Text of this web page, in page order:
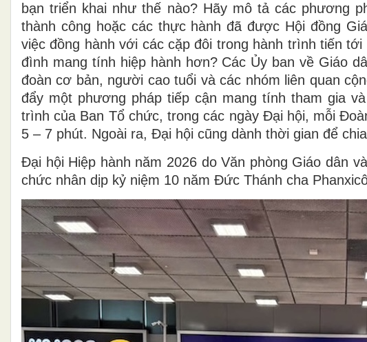
bạn triển khai như thế nào? Hãy mô tả các phương
thành công hoặc các thực hành đã được Hội đồng
việc đồng hành với các cặp đôi trong hành trình tiến
đình mang tính hiệp hành hơn? Các Ủy ban về Giáo
đoàn cơ bản, người cao tuổi và các nhóm liên quan
đẩy một phương pháp tiếp cận mang tính tham gia
trình của Ban Tổ chức, trong các ngày Đại hội, mỗi
5 – 7 phút. Ngoài ra, Đại hội cũng dành thời gian để
Đại hội Hiệp hành năm 2026 do Văn phòng Giáo dân
chức nhân dịp kỷ niệm 10 năm Đức Thánh cha